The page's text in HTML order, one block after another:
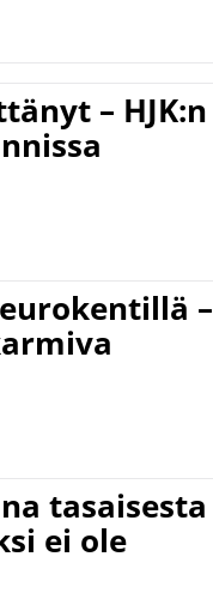
– HJK:n
–
tasaisesta
ei ole